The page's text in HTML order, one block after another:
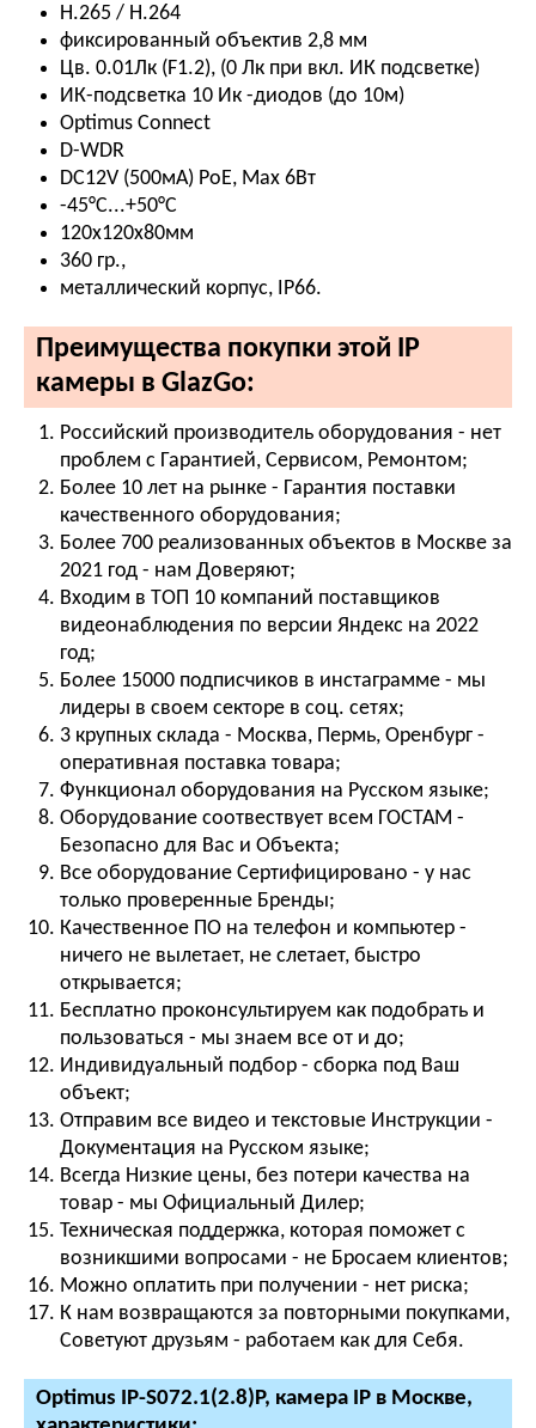
H.265 / H.264
фиксированный объектив 2,8 мм
Цв. 0.01Лк (F1.2), (0 Лк при вкл. ИК подсветке)
ИК-подсветка 10 Ик -диодов (до 10м)
Optimus Connect
D-WDR
DC12V (500мА) PoE, Мах 6Вт
-45°С...+50°С
120х120х80мм
360 гр.,
металлический корпус, IР66.
Преимущества покупки этой IP
камеры в GlazGo:
Российский производитель оборудования - нет
проблем с Гарантией, Сервисом, Ремонтом;
Более 10 лет на рынке - Гарантия поставки
качественного оборудования;
Более 700 реализованных объектов в Москве за
2021 год - нам Доверяют;
Входим в ТОП 10 компаний поставщиков
видеонаблюдения по версии Яндекс на 2022
год;
Более 15000 подписчиков в инстаграмме - мы
лидеры в своем секторе в соц. сетях;
3 крупных склада - Москва, Пермь, Оренбург -
оперативная поставка товара;
Функционал оборудования на Русском языке;
Оборудование соотвествует всем ГОСТАМ -
Безопасно для Вас и Объекта;
Все оборудование Сертифицировано - у нас
только проверенные Бренды;
Качественное ПО на телефон и компьютер -
ничего не вылетает, не слетает, быстро
открывается;
Бесплатно проконсультируем как подобрать и
пользоваться - мы знаем все от и до;
Индивидуальный подбор - сборка под Ваш
объект;
Отправим все видео и текстовые Инструкции -
Документация на Русском языке;
Всегда Низкие цены, без потери качества на
товар - мы Официальный Дилер;
Техническая поддержка, которая поможет с
возникшими вопросами - не Бросаем клиентов;
Можно оплатить при получении - нет риска;
К нам возвращаются за повторными покупками,
Советуют друзьям - работаем как для Себя.
Optimus IP-S072.1(2.8)P, камера IP в Москве,